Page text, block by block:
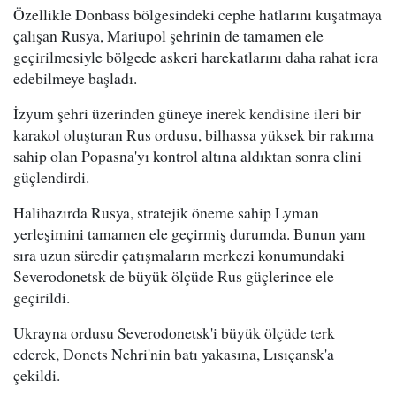
Özellikle Donbass bölgesindeki cephe hatlarını kuşatmaya
çalışan Rusya, Mariupol şehrinin de tamamen ele
geçirilmesiyle bölgede askeri harekatlarını daha rahat icra
edebilmeye başladı.
İzyum şehri üzerinden güneye inerek kendisine ileri bir
karakol oluşturan Rus ordusu, bilhassa yüksek bir rakıma
sahip olan Popasna'yı kontrol altına aldıktan sonra elini
güçlendirdi.
Halihazırda Rusya, stratejik öneme sahip Lyman
yerleşimini tamamen ele geçirmiş durumda. Bunun yanı
sıra uzun süredir çatışmaların merkezi konumundaki
Severodonetsk de büyük ölçüde Rus güçlerince ele
geçirildi.
Ukrayna ordusu Severodonetsk'i büyük ölçüde terk
ederek, Donets Nehri'nin batı yakasına, Lısıçansk'a
çekildi.